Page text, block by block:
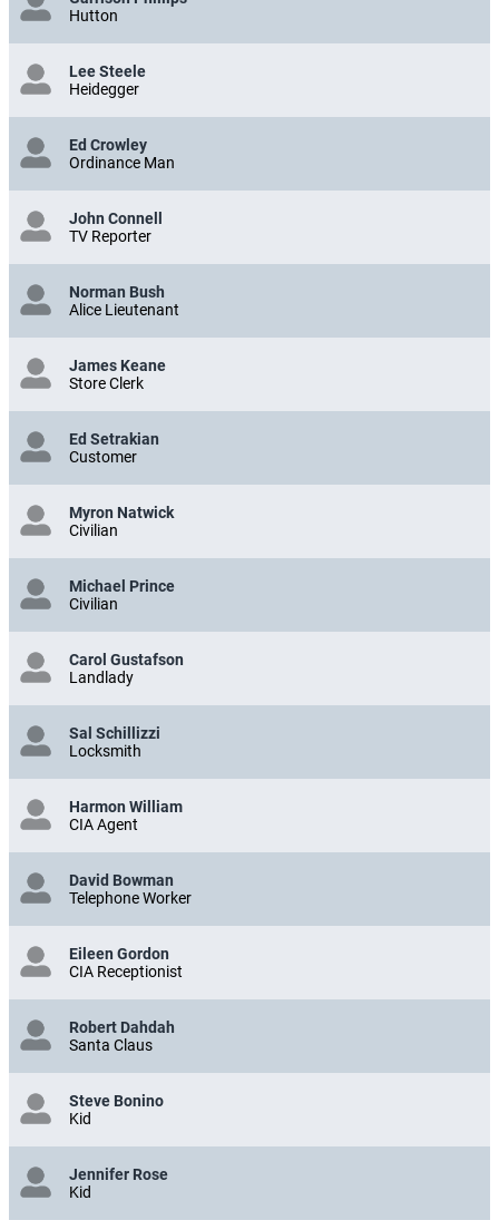
Hutton
Lee Steele
Heidegger
Ed Crowley
Ordinance Man
John Connell
TV Reporter
Norman Bush
Alice Lieutenant
James Keane
Store Clerk
Ed Setrakian
Customer
Myron Natwick
Civilian
Michael Prince
Civilian
Carol Gustafson
Landlady
Sal Schillizzi
Locksmith
Harmon William
CIA Agent
David Bowman
Telephone Worker
Eileen Gordon
CIA Receptionist
Robert Dahdah
Santa Claus
Steve Bonino
Kid
Jennifer Rose
Kid